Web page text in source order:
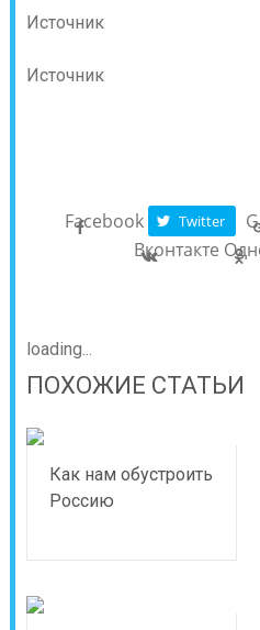
Источник
Источник
Facebook Twitter
Вконтакте
loading...
ПОХОЖИЕ СТАТЬИ
Как нам обустроить
Россию